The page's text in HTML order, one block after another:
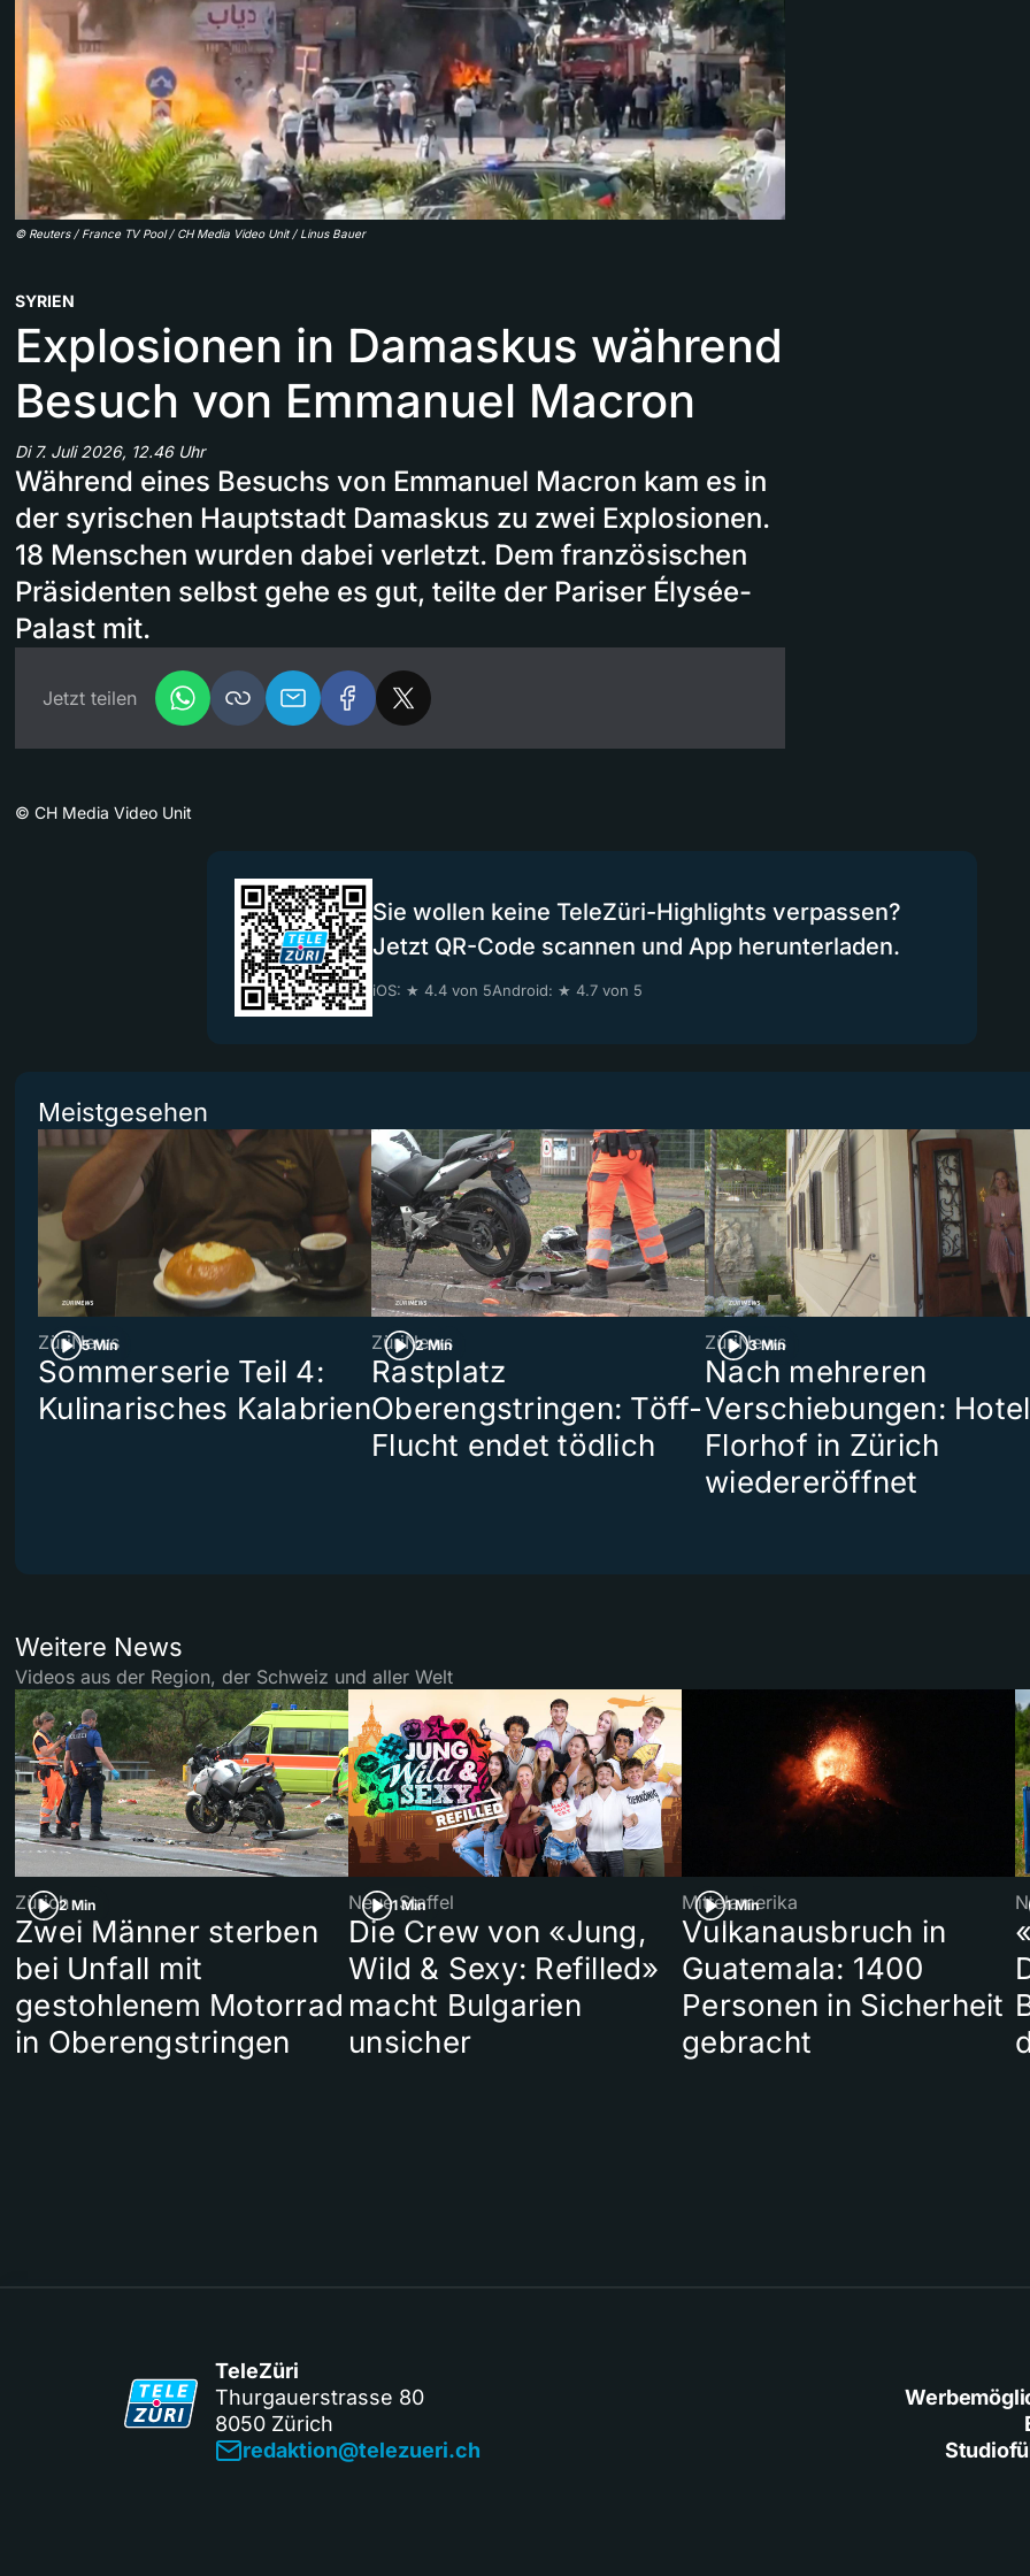
© Reuters / France TV Pool / CH Media Video Unit / Linus Bauer
SYRIEN
Explosionen in Damaskus während
Besuch von Emmanuel Macron
Di 7. Juli 2026, 12.46 Uhr
Während eines Besuchs von Emmanuel Macron kam es in
der syrischen Hauptstadt Damaskus zu zwei Explosionen.
18 Menschen wurden dabei verletzt. Dem französischen
Präsidenten selbst gehe es gut, teilte der Pariser Élysée-
Palast mit.
Jetzt teilen
© CH Media Video Unit
Sie wollen keine TeleZüri-Highlights verpassen?
Jetzt QR-Code scannen und App herunterladen.
iOS: ★ 4.4 von 5Android: ★ 4.7 von 5
Meistgesehen
5 Min
ZüriNews
Sommerserie Teil 4:
Kulinarisches Kalabrien
2 Min
ZüriNews
Rastplatz
Oberengstringen: Töff-
Flucht endet tödlich
3 Min
ZüriNews
Nach mehreren
Verschiebungen: Hotel
Florhof in Zürich
wiedereröffnet
Weitere News
Videos aus der Region, der Schweiz und aller Welt
2 Min
Zürich
Zwei Männer sterben
bei Unfall mit
gestohlenem Motorrad
in Oberengstringen
1 Min
Neue Staffel
Die Crew von «Jung,
Wild & Sexy: Refilled»
macht Bulgarien
unsicher
1 Min
Mittelamerika
Vulkanausbruch in
Guatemala: 1400
Personen in Sicherheit
gebracht
TeleZüri
Thurgauerstrasse 80
8050 Zürich
redaktion@telezueri.ch